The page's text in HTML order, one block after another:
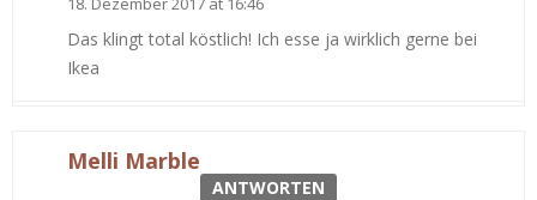
Das klingt total köstlich! Ich esse ja wirklich gerne bei
Ikea
Melli Marble
ANTWORTEN